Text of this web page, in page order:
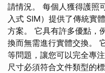
請情況。 每個人獲得護照
入式 SIM）提供了傳統實
方案。 它具有許多優點，
換而無需進行實體交換。
等問題，讓您可以完全專
尺寸必須符合文件類型的